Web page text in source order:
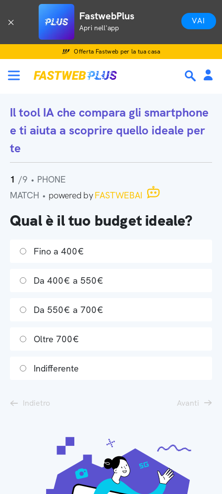
FastwebPlus
Apri nell'app
VAI
Offerta Fastweb per la tua casa
Il tool IA che compara gli smartphone
e ti aiuta a scoprire quello ideale per
te
1 /9 • PHONE
MATCH • powered byFASTWEBAI
Qual è il tuo budget ideale?
Fino a 400€
Da 400€ a 550€
Da 550€ a 700€
Oltre 700€
Indifferente
Indietro Avanti